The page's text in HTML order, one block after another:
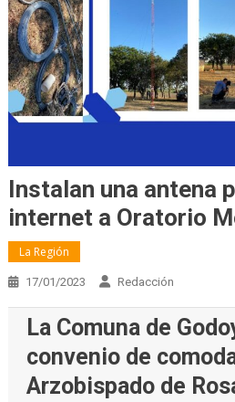
Instalan una antena
internet a Oratorio
La Región
17/01/2023 Redacción
La Comuna de
convenio de
Arzobispado de